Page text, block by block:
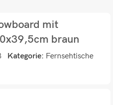
mit
braun
Kategorie: Fernsehtische